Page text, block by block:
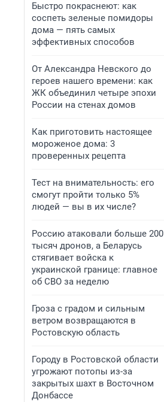
Быстро покраснеют: как
соспеть зеленые помидоры
дома — пять самых
эффективных способов
От Александра Невского до
героев нашего времени: как
ЖК объединил четыре эпохи
России на стенах домов
Как приготовить настоящее
мороженое дома: 3
проверенных рецепта
Тест на внимательность: его
смогут пройти только 5%
людей — вы в их числе?
Россию атаковали больше 200
тысяч дронов, а Беларусь
стягивает войска к
украинской границе: главное
об СВО за неделю
Гроза с градом и сильным
ветром возвращаются в
Ростовскую область
Городу в Ростовской области
угрожают потопы из-за
закрытых шахт в Восточном
Донбассе